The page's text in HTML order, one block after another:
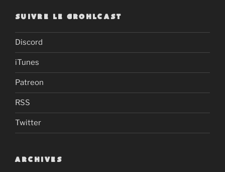
SUIVRE LE GROHLCAST
Discord
iTunes
Patreon
RSS
Twitter
ARCHIVES